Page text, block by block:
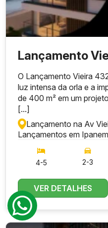
Lançamento
O Lançamento Vieira
luz intensa da orla e a
de 400 m² em um
[...]
Lançamento na Av
Lançamentos em
4-5 2-3
VER DETALHES